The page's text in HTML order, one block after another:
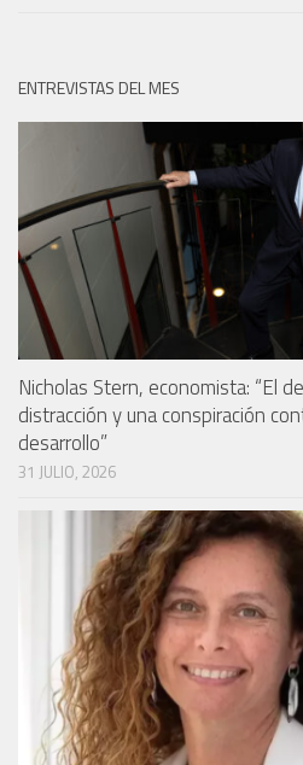
ENTREVISTAS DEL MES
Nicholas Stern, economista: “El
distracción y una conspiración
desarrollo”
31 JULIO, 2026